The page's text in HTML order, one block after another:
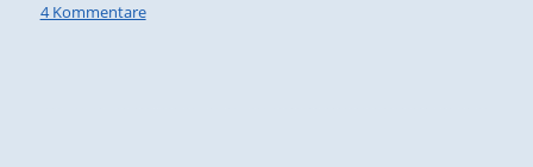
4 Kommentare